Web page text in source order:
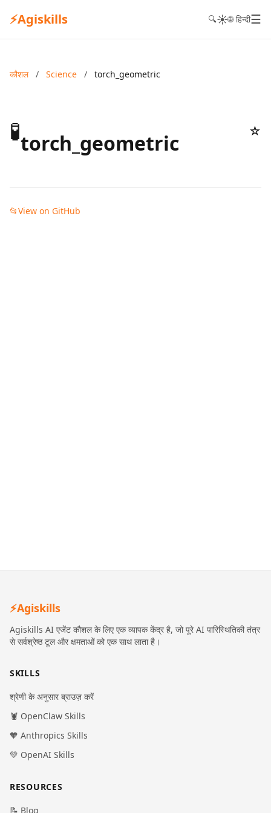
⚡Agiskills 🔍☀️🌐 हिन्दी☰
कौशल / Science / torch_geometric
🧪torch_geometric ☆
📂View on GitHub
⚡Agiskills
Agiskills AI एजेंट कौशल के लिए एक व्यापक केंद्र है, जो पूरे AI पारिस्थितिकी तंत्र
से सर्वश्रेष्ठ टूल और क्षमताओं को एक साथ लाता है।
SKILLS
श्रेणी के अनुसार ब्राउज़ करें
🦞 OpenClaw Skills
🧡 Anthropics Skills
💚 OpenAI Skills
RESOURCES
📝 Blog